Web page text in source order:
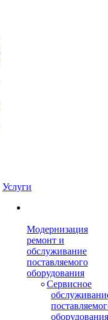
Услуги
Модернизация
ремонт и
обслуживание
поставляемого
оборудования
Сервисное
оборудования